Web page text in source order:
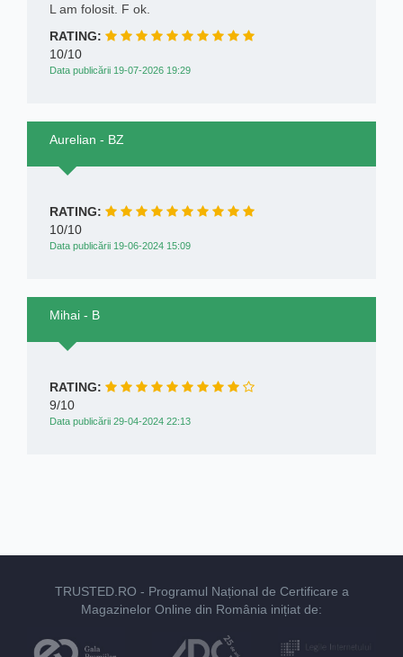
L am folosit. F ok.
RATING:
10/10
Data publicării 19-07-2026 19:29
Aurelian - BZ
RATING:
10/10
Data publicării 19-06-2024 15:09
Mihai - B
RATING:
9/10
Data publicării 29-04-2024 22:13
TRUSTED.RO - Programul Național de Certificare a
Magazinelor Online din România inițiat de: